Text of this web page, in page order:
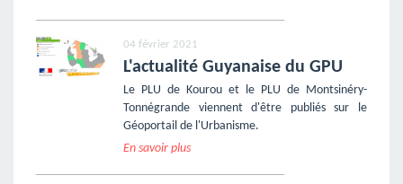
04 février 2021
L'actualité Guyanaise du GPU
Le PLU de Kourou et le PLU de Montsinéry-
Tonnégrande viennent d'être publiés sur le
Géoportail de l'Urbanisme.
En savoir plus